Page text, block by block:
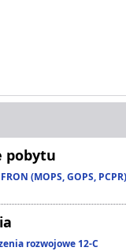
pobytu
(MOPS, GOPS, PCPR)
rozwojowe 12-C